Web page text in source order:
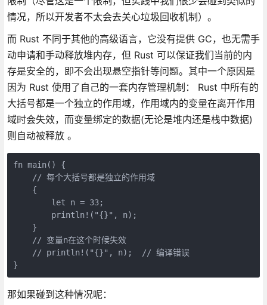
情况，所以开发者不太会去关心垃圾回收机制）。
而 Rust 不同于其他的高级语言，它没有提供 GC，也无需手
动申请和手动释放堆内存，但 Rust 可以保证我们当前的内
存是安全的，即不会出现悬空指针等问题。其中一个原因是
因为 Rust 使用了自己的一套内存管理机制： Rust 中所有的
大括号都是一个独立的作用域，作用域内的变量在离开作用
域时会失效，而变量绑定的数据(无论是堆内还是栈中数据)
则自动被释放 。
fn main() {
    // 每个大括号都是独立的作用域
    {
        let n = 33;
        println!("{}", n);
    }
    // 变量n在这个时候失效
    // println!("{}", n);  // 编译错误
}
那如果碰到这种情况呢：